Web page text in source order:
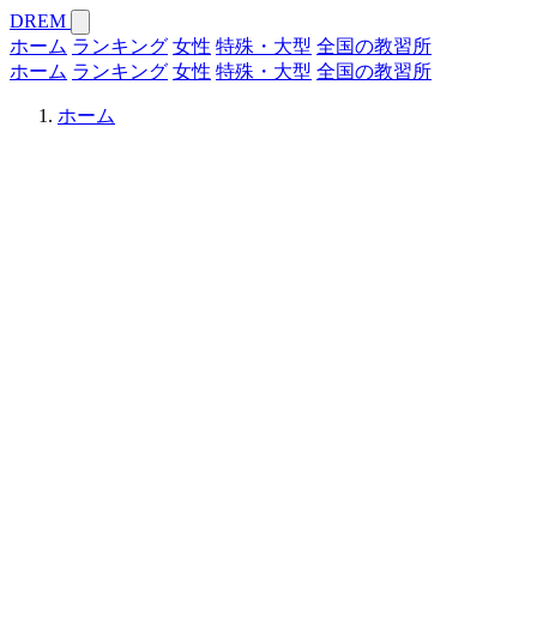
DREM
ホーム ランキング 女性 特殊・大型 全国の教習所
ホーム ランキング 女性 特殊・大型 全国の教習所
ホーム